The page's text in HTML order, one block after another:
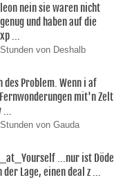
nein sie waren nicht
und haben auf die
...
von Deshalb
des Problem. Wenn i af
mit'n Zelt
...
von Gauda
...nur ist Dödel
der Lage, einen deal z ...